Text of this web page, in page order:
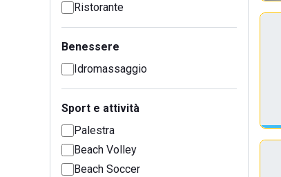
Ristorante
Benessere
Idromassaggio
Sport e attività
Palestra
Beach Volley
Beach Soccer